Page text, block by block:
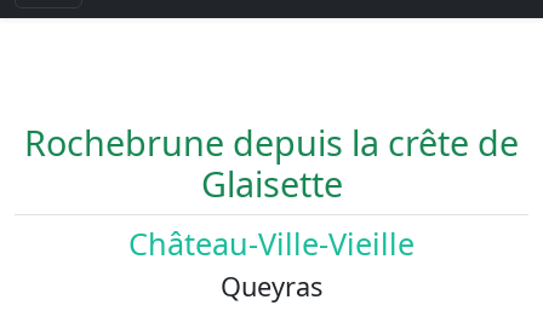
Rochebrune depuis la crête de
Glaisette
Château-Ville-Vieille
Queyras